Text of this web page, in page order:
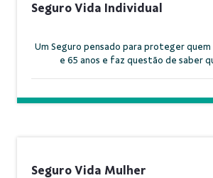
Seguro Vida Individual
Um Seguro pensado para proteger
e 65 anos e faz questão de saber
Seguro Vida Mulher